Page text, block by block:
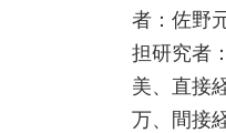
者：佐野
担研究者
美、直接
万、間接